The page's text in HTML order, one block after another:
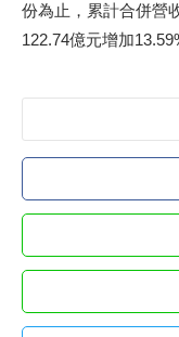
份為止，累計合併營
122.74億元增加